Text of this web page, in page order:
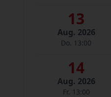
13
Aug. 2026
Do. 13:00
14
Aug. 2026
Fr. 13:00